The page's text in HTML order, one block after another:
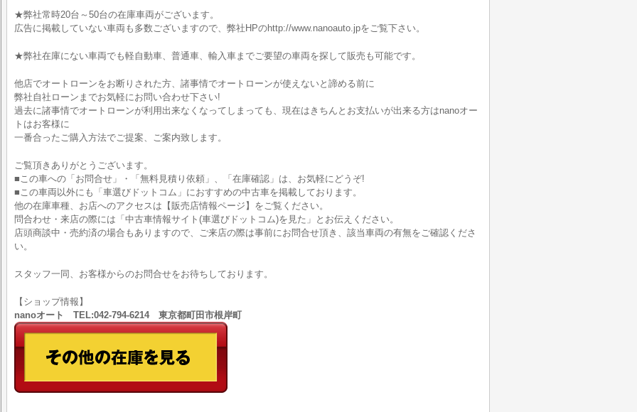
★弊社常時20台～50台の在庫車両がございます。
広告に掲載していない車両も多数ございますので、弊社HPのhttp://www.nanoauto.jpをご覧下さい。
★弊社在庫にない車両でも軽自動車、普通車、輸入車までご要望の車両を探して販売も可能です。
他店でオートローンをお断りされた方、諸事情でオートローンが使えないと諦める前に
弊社自社ローンまでお気軽にお問い合わせ下さい!
過去に諸事情でオートローンが利用出来なくなってしまっても、現在はきちんとお支払いが出来る方はnanoオー
トはお客様に
一番合ったご購入方法でご提案、ご案内致します。
ご覧頂きありがとうございます。
■この車への「お問合せ」・「無料見積り依頼」、「在庫確認」は、お気軽にどうぞ!
■この車両以外にも「車選びドットコム」におすすめの中古車を掲載しております。
他の在庫車種、お店へのアクセスは【販売店情報ページ】をご覧ください。
問合わせ・来店の際には「中古車情報サイト(車選びドットコム)を見た」とお伝えください。
店頭商談中・売約済の場合もありますので、ご来店の際は事前にお問合せ頂き、該当車両の有無をご確認くださ
い。
スタッフ一同、お客様からのお問合せをお待ちしております。
【ショップ情報】
nanoオート TEL:042-794-6214 東京都町田市根岸町